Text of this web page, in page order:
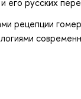
рецепции